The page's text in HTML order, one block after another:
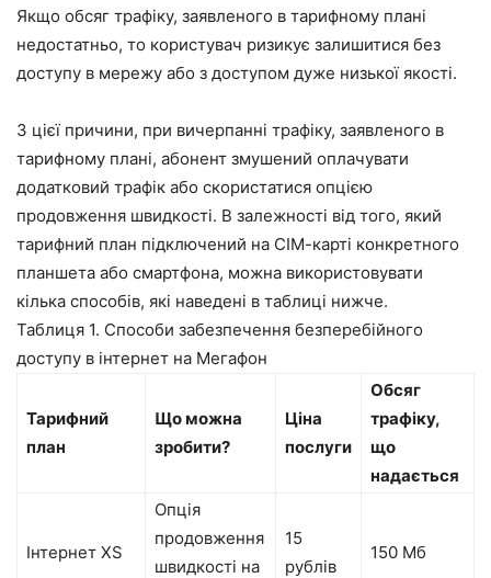
Якщо обсяг трафіку, заявленого в тарифному плані
недостатньо, то користувач ризикує залишитися без
доступу в мережу або з доступом дуже низької якості.
З цієї причини, при вичерпанні трафіку, заявленого в
тарифному плані, абонент змушений оплачувати
додатковий трафік або скористатися опцією
продовження швидкості. В залежності від того, який
тарифний план підключений на СІМ-карті конкретного
планшета або смартфона, можна використовувати
кілька способів, які наведені в таблиці нижче.
Таблиця 1. Способи забезпечення безперебійного
доступу в інтернет на Мегафон
Тарифний
план
Що можна
зробити?
Ціна
послуги
Обсяг
трафіку,
що
надається
Інтернет XS
Опція
продовження
швидкості на
15
рублів
150 Мб